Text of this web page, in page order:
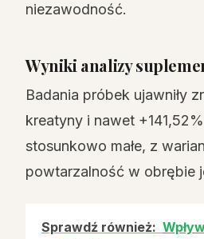
niezawodność.
Wyniki analizy
Badania próbek ujawniły
kreatyny i nawet
stosunkowo małe, z
powtarzalność w obrębie
Sprawdź również: